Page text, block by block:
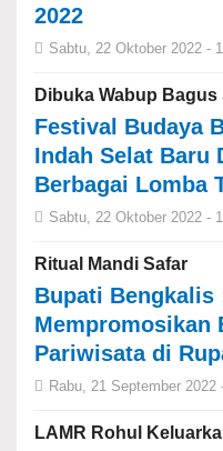
2022
Sabtu, 22 Oktober 2022 -
Dibuka Wabup
Festival Budaya
Indah Selat Baru
Berbagai Lomba
Sabtu, 22 Oktober 2022 -
Ritual Mandi Safar
Bupati Bengkalis
Mempromosikan
Pariwisata di
Rabu, 21 September 2022
LAMR Rohul